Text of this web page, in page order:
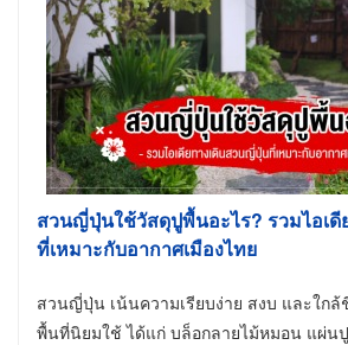
สวนญี่ปุ่นใช้วัสดุปูพื้นอะไร? รวมไอเ
ที่เหมาะกับอากาศเมืองไทย
สวนญี่ปุ่น เน้นความเรียบง่าย สงบ และใก
พื้นที่นิยมใช้ ได้แก่ บล็อกลายไม้หมอน แผ่น